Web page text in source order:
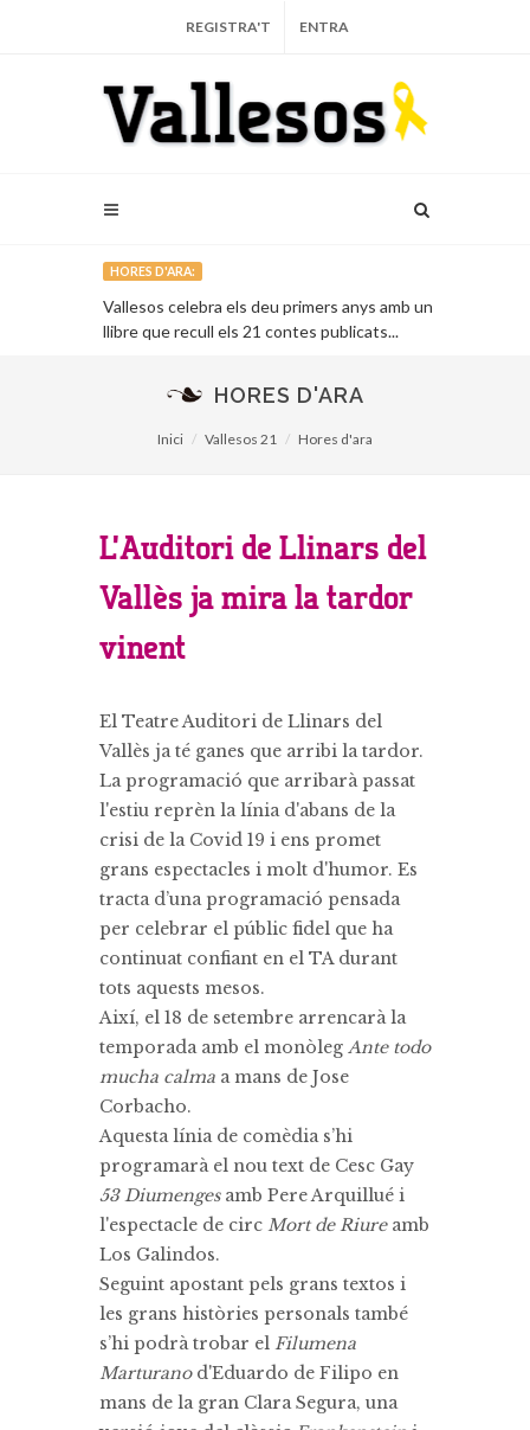
REGISTRA'T ENTRA
HORES D'ARA:
Vallesos celebra els deu primers anys amb un
llibre que recull els 21 contes publicats...
HORES D'ARA
Inici Vallesos 21 Hores d'ara
L’Auditori de Llinars del
Vallès ja mira la tardor
vinent
El Teatre Auditori de Llinars del
Vallès ja té ganes que arribi la tardor.
La programació que arribarà passat
l'estiu reprèn la línia d'abans de la
crisi de la Covid 19 i ens promet
grans espectacles i molt d'humor. Es
tracta d’una programació pensada
per celebrar el públic fidel que ha
continuat confiant en el TA durant
tots aquests mesos.
Així, el 18 de setembre arrencarà la
temporada amb el monòleg Ante todo
mucha calma a mans de Jose
Corbacho.
Aquesta línia de comèdia s’hi
programarà el nou text de Cesc Gay
53 Diumengesamb Pere Arquillué i
l'espectacle de circ Mort de Riureamb
Los Galindos.
Seguint apostant pels grans textos i
les grans històries personals també
s’hi podrà trobar el Filumena
Marturanod'Eduardo de Filipo en
mans de la gran Clara Segura, una